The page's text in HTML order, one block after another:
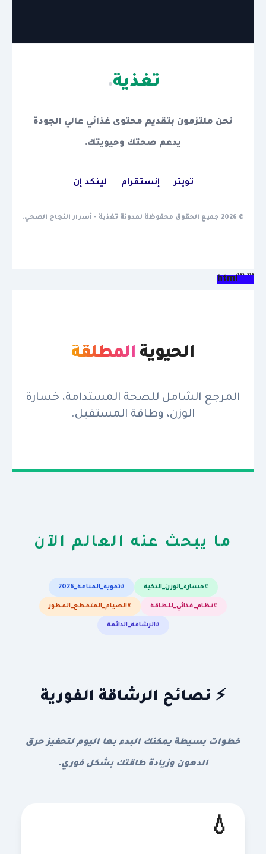
تغذية.
نحن ملتزمون بتقديم محتوى غذائي عالي الجودة
يدعم صحتك وحيويتك.
تويتر إنستقرام لينكد إن
© 2026 جميع الحقوق محفوظة لمدونة تغذية - أسرار النجاح الصحي.
الحيوية المطلقة
المرجع الشامل للصحة المستدامة، خسارة
الوزن، وطاقة المستقبل.
ما يبحث عنه العالم الآن
#خسارة_الوزن_الذكية #تقوية_المناعة_2026
#نظام_غذائي_للطاقة #الصيام_المتقطع_المطور
#الرشاقة_الدائمة
⚡ نصائح الرشاقة الفورية
خطوات بسيطة يمكنك البدء بها اليوم لتحفيز حرق
الدهون وزيادة طاقتك بشكل فوري.
💧